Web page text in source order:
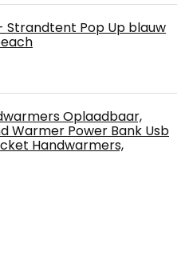
- Strandtent Pop Up blauw
Oplaadbaar,
Warmer Power Bank Usb
Handwarmers,